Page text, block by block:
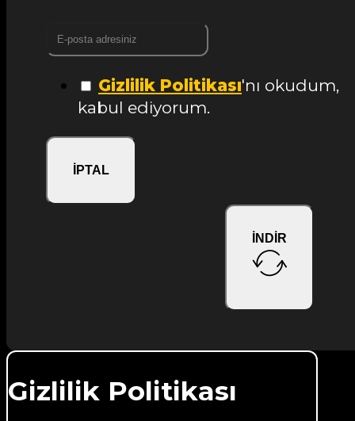
Gizlilik Politikası'nı okudum,
kabul ediyorum.
İPTAL
İNDİR
Gizlilik Politikası